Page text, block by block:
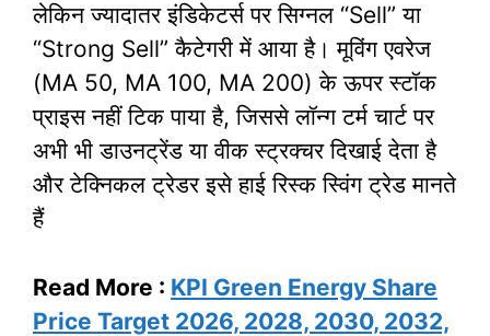
लेकिन ज्यादातर इंडिकेटर्स पर सिग्नल “Sell” या
“Strong Sell” कैटेगरी में आया है। मूविंग एवरेज
(MA 50, MA 100, MA 200) के ऊपर स्टॉक
प्राइस नहीं टिक पाया है, जिससे लॉन्ग टर्म चार्ट पर
अभी भी डाउनट्रेंड या वीक स्ट्रक्चर दिखाई देता है
और टेक्निकल ट्रेडर इसे हाई रिस्क स्विंग ट्रेड मानते
हैं
Read More : KPI Green Energy Share
Price Target 2026, 2028, 2030, 2032,